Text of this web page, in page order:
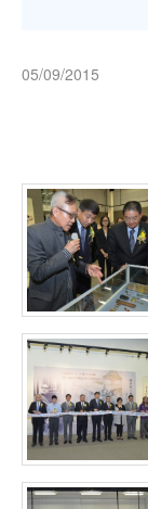
05/09/2015